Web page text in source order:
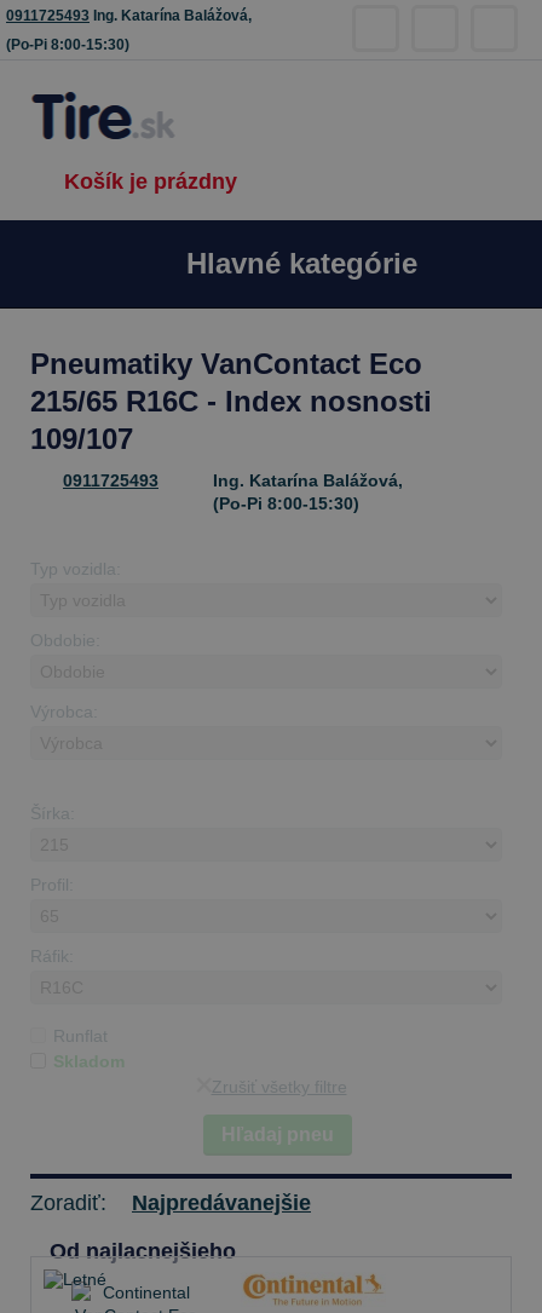
0911725493 Ing. Katarína Balážová,
(Po-Pi 8:00-15:30)
Košík je prázdny
Hlavné kategórie
Pneumatiky VanContact Eco
215/65 R16C - Index nosnosti
109/107
0911725493
Ing. Katarína Balážová,
(Po-Pi 8:00-15:30)
Typ vozidla:
Obdobie:
Výrobca:
Šírka:
Profil:
Ráfik:
Runflat
Skladom
Zrušiť všetky filtre
Hľadaj pneu
Zoradiť:
Najpredávanejšie
Od najlacnejšieho